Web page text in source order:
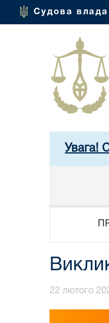
Судова влада
Увага!
22 лютого